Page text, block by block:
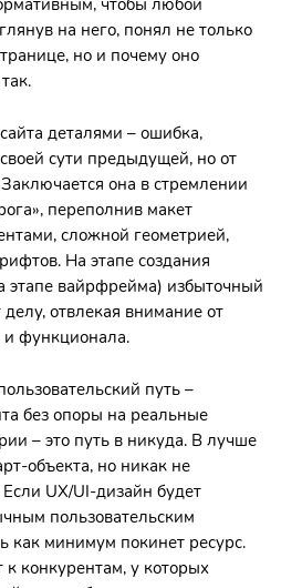
на него, понял не только
но и почему оно
деталями – ошибка,
сути предыдущей, но от
она в стремлении
переполнив макет
сложной геометрией,
На этапе создания
этапе вайрфрейма) избыточный
отвлекая внимание от
и функционала.
путь –
без опоры на реальные
– это путь в никуда. В лучше
объекта, но никак не
UX/UI-дизайн будет
пользовательским
как минимум покинет ресурс.
конкурентам, у которых